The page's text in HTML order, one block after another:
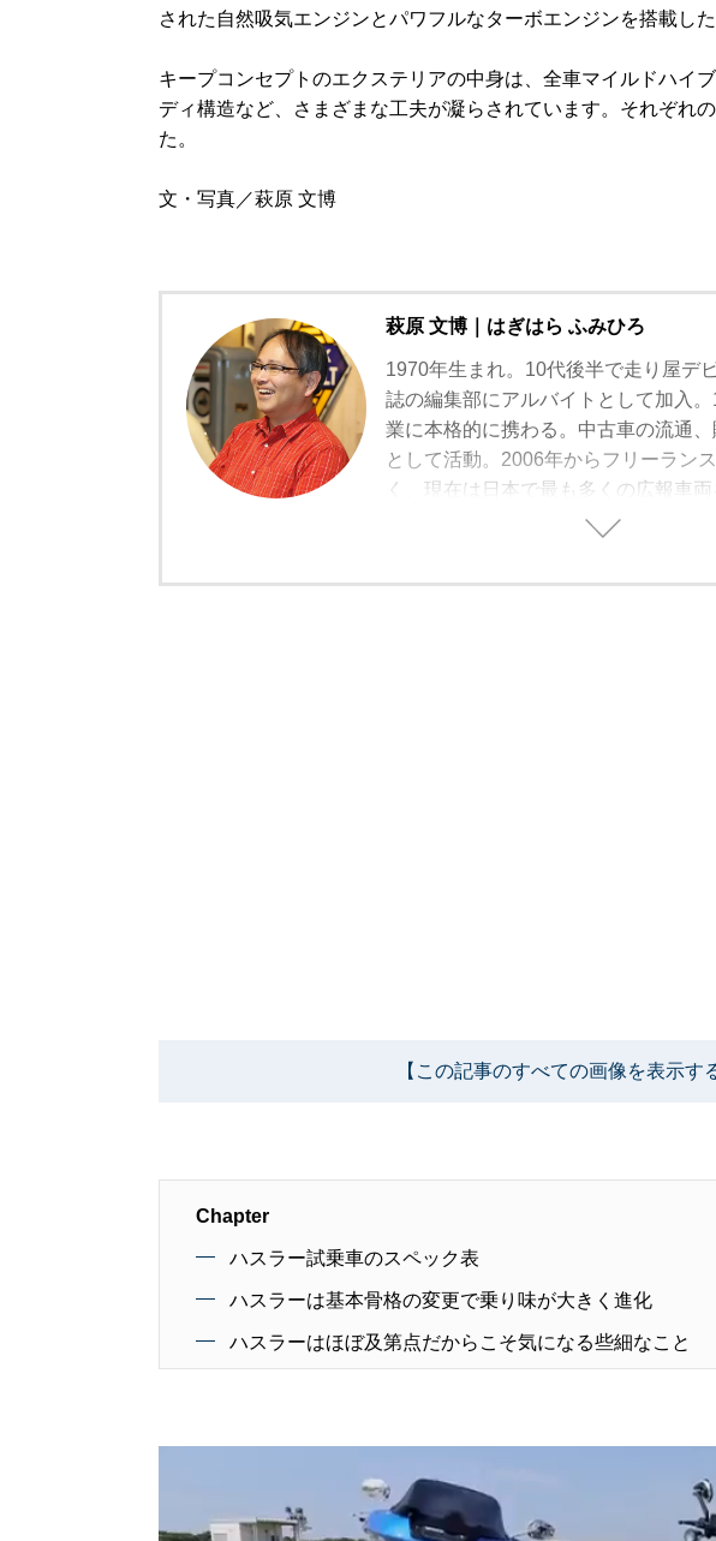
された自然吸気エンジンとパワフルなターボエンジンを搭載した
キープコンセプトのエクステリアの中身は、全車マイルドハイ
ディ構造など、さまざまな工夫が凝らされています。それぞれ
た。
文・写真／萩原 文博
萩原 文博｜はぎはら ふみひろ
1970年生まれ。10代後半で走り屋デ
誌の編集部にアルバイトとして加入
業に本格的に携わる。中古車の流通
として活動。2006年からフリーラン
く、現在は日本で最も多くの広報車
ユーザー視点のバイヤーズガイドを
モットーとしている。
【この記事のすべての画像を表示す
Chapter
ハスラー試乗車のスペック表
ハスラーは基本骨格の変更で乗り味が大きく進化
ハスラーはほぼ及第点だからこそ気になる些細なこと